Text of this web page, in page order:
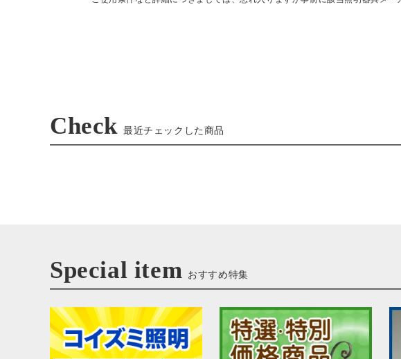
Check 最近チェックした商品
Special item おすすめ特集